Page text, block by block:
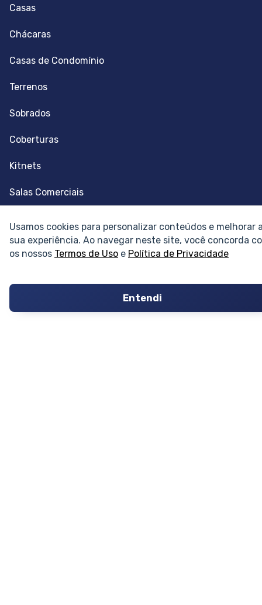
Usamos cookies para personalizar conteúdos e melhorar
sua experiência. Ao navegar neste site, você concorda
os nossos Termos de Uso e Política de Privacidade
Entendi
Casas
Chácaras
Casas de Condomínio
Terrenos
Sobrados
Coberturas
Kitnets
Salas Comerciais
Depósitos